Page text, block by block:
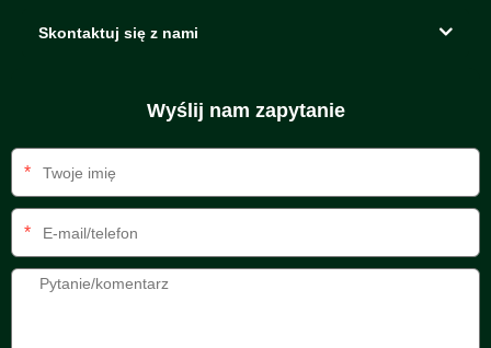
Skontaktuj się z nami
Wyślij nam zapytanie
*
*